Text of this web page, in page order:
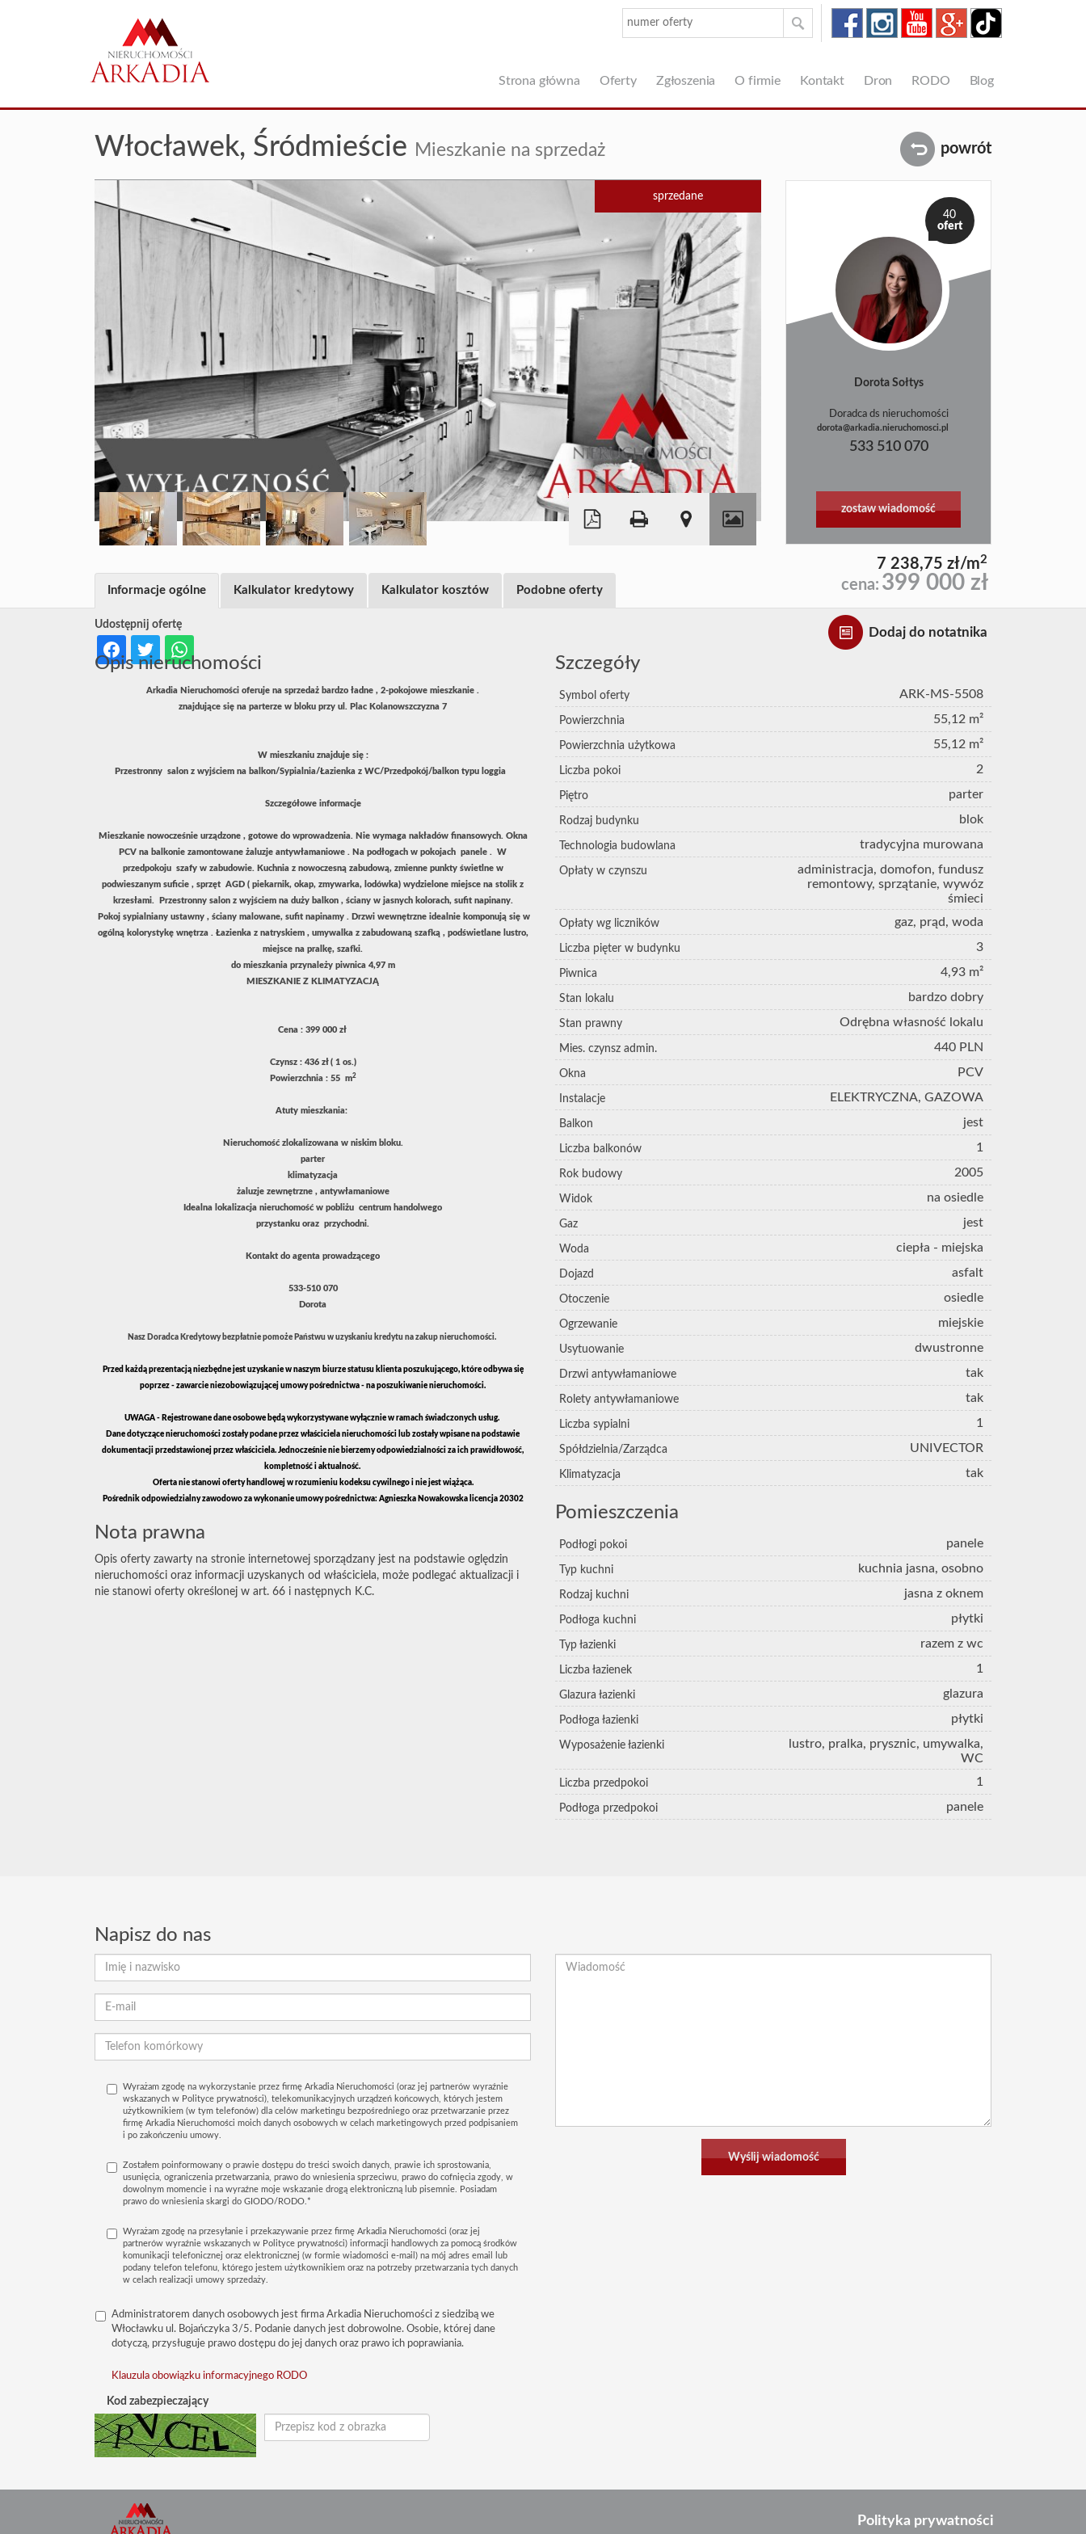
Strona główna Oferty Zgłoszenia O firmie Kontakt Dron RODO Blog
Włocławek, Śródmieście Mieszkanie na sprzedaż powrót
sprzedane
+
−
OpenStreetMap contributors
40
ofert
Dorota Sołtys
Doradca ds nieruchomości
dorota@arkadia.nieruchomosci.pl
533 510 070
zostaw wiadomość
7 238,75 zł/m2
cena: 399 000 zł
Dodaj do notatnika
Udostępnij ofertę
Informacje ogólne Kalkulator kredytowy Kalkulator kosztów Podobne oferty
Opis nieruchomości
Arkadia Nieruchomości oferuje na sprzedaż bardzo ładne , 2-pokojowe mieszkanie .
znajdujące się na parterze w bloku przy ul. Plac Kolanowszczyzna 7
W mieszkaniu znajduje się :
Przestronny salon z wyjściem na balkon/Sypialnia/Łazienka z WC/Przedpokój/balkon typu loggia
Szczegółowe informacje
Mieszkanie nowocześnie urządzone , gotowe do wprowadzenia. Nie wymaga nakładów finansowych. Okna
PCV na balkonie zamontowane żaluzje antywłamaniowe . Na podłogach w pokojach panele . W
przedpokoju szafy w zabudowie. Kuchnia z nowoczesną zabudową, zmienne punkty świetlne w
podwieszanym suficie , sprzęt AGD ( piekarnik, okap, zmywarka, lodówka) wydzielone miejsce na stolik z
krzesłami. Przestronny salon z wyjściem na duży balkon , ściany w jasnych kolorach, sufit napinany.
Pokoj sypialniany ustawny , ściany malowane, sufit napinamy . Drzwi wewnętrzne idealnie komponują się w
ogólną kolorystykę wnętrza . Łazienka z natryskiem , umywalka z zabudowaną szafką , podświetlane lustro,
miejsce na pralkę, szafki.
do mieszkania przynależy piwnica 4,97 m
MIESZKANIE Z KLIMATYZACJĄ
Cena : 399 000 zł
Czynsz : 436 zł ( 1 os.)
Powierzchnia : 55 m2
Atuty mieszkania:
Nieruchomość zlokalizowana w niskim bloku.
parter
klimatyzacja
żaluzje zewnętrzne , antywłamaniowe
Idealna lokalizacja nieruchomość w pobliżu centrum handolwego
przystanku oraz przychodni.
Kontakt do agenta prowadzącego
533-510 070
Dorota
Nasz Doradca Kredytowy bezpłatnie pomoże Państwu w uzyskaniu kredytu na zakup nieruchomości.
Przed każdą prezentacją niezbędne jest uzyskanie w naszym biurze statusu klienta poszukującego, które odbywa się
poprzez - zawarcie niezobowiązującej umowy pośrednictwa - na poszukiwanie nieruchomości.
UWAGA - Rejestrowane dane osobowe będą wykorzystywane wyłącznie w ramach świadczonych usług.
Dane dotyczące nieruchomości zostały podane przez właściciela nieruchomości lub zostały wpisane na podstawie
dokumentacji przedstawionej przez właściciela. Jednocześnie nie bierzemy odpowiedzialności za ich prawidłowość,
kompletność i aktualność.
Oferta nie stanowi oferty handlowej w rozumieniu kodeksu cywilnego i nie jest wiążąca.
Pośrednik odpowiedzialny zawodowo za wykonanie umowy pośrednictwa: Agnieszka Nowakowska licencja 20302
Nota prawna
Opis oferty zawarty na stronie internetowej sporządzany jest na podstawie oględzin
nieruchomości oraz informacji uzyskanych od właściciela, może podlegać aktualizacji i
nie stanowi oferty określonej w art. 66 i następnych K.C.
Szczegóły
Symbol oferty ARK-MS-5508
Powierzchnia 55,12 m²
Powierzchnia użytkowa 55,12 m²
Liczba pokoi 2
Piętro parter
Rodzaj budynku blok
Technologia budowlana tradycyjna murowana
Opłaty w czynszu
administracja, domofon, fundusz
remontowy, sprzątanie, wywóz
śmieci
Opłaty wg liczników gaz, prąd, woda
Liczba pięter w budynku 3
Piwnica 4,93 m²
Stan lokalu bardzo dobry
Stan prawny Odrębna własność lokalu
Mies. czynsz admin. 440 PLN
Okna PCV
Instalacje ELEKTRYCZNA, GAZOWA
Balkon jest
Liczba balkonów 1
Rok budowy 2005
Widok na osiedle
Gaz jest
Woda ciepła - miejska
Dojazd asfalt
Otoczenie osiedle
Ogrzewanie miejskie
Usytuowanie dwustronne
Drzwi antywłamaniowe tak
Rolety antywłamaniowe tak
Liczba sypialni 1
Spółdzielnia/Zarządca UNIVECTOR
Klimatyzacja tak
Pomieszczenia
Podłogi pokoi panele
Typ kuchni kuchnia jasna, osobno
Rodzaj kuchni jasna z oknem
Podłoga kuchni płytki
Typ łazienki razem z wc
Liczba łazienek 1
Glazura łazienki glazura
Podłoga łazienki płytki
Wyposażenie łazienki
lustro, pralka, prysznic, umywalka,
WC
Liczba przedpokoi 1
Podłoga przedpokoi panele
Napisz do nas
Wyrażam zgodę na wykorzystanie przez firmę Arkadia Nieruchomości (oraz jej partnerów wyraźnie
wskazanych w Polityce prywatności), telekomunikacyjnych urządzeń końcowych, których jestem
użytkownikiem (w tym telefonów) dla celów marketingu bezpośredniego oraz przetwarzanie przez
firmę Arkadia Nieruchomości moich danych osobowych w celach marketingowych przed podpisaniem
i po zakończeniu umowy.
Zostałem poinformowany o prawie dostępu do treści swoich danych, prawie ich sprostowania,
usunięcia, ograniczenia przetwarzania, prawo do wniesienia sprzeciwu, prawo do cofnięcia zgody, w
dowolnym momencie i na wyraźne moje wskazanie drogą elektroniczną lub pisemnie. Posiadam
prawo do wniesienia skargi do GIODO/RODO.*
Wyrażam zgodę na przesyłanie i przekazywanie przez firmę Arkadia Nieruchomości (oraz jej
partnerów wyraźnie wskazanych w Polityce prywatności) informacji handlowych za pomocą środków
komunikacji telefonicznej oraz elektronicznej (w formie wiadomości e-mail) na mój adres email lub
podany telefon telefonu, którego jestem użytkownikiem oraz na potrzeby przetwarzania tych danych
w celach realizacji umowy sprzedaży.
Administratorem danych osobowych jest firma Arkadia Nieruchomości z siedzibą we
Włocławku ul. Bojańczyka 3/5. Podanie danych jest dobrowolne. Osobie, której dane
dotyczą, przysługuje prawo dostępu do jej danych oraz prawo ich poprawiania.
Klauzula obowiązku informacyjnego RODO
Kod zabezpieczający
Polityka prywatności